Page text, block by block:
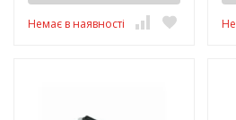
Немає в наявності